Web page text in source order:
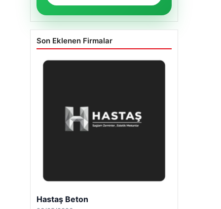
Son Eklenen Firmalar
Hastaş Beton